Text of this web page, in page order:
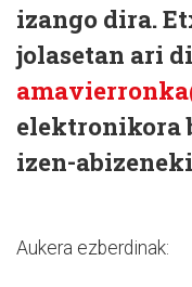
izango dira.
jolasetan ari
elektronikora
izen-
Aukera ezberdinak: